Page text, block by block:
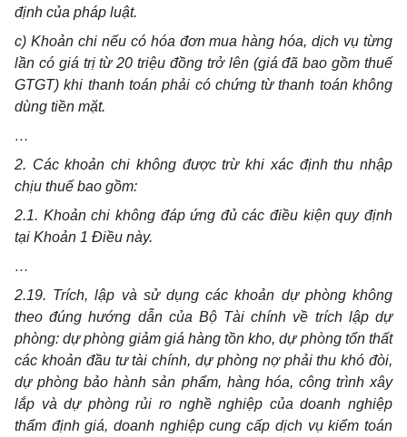
định của pháp luật.
c) Khoản chi nếu có hóa đơn mua hàng hóa, dịch vụ từng
lần có giá trị từ 20 triệu đồng trở lên (giá đã bao gồm thuế
GTGT) khi thanh toán phải có chứng từ thanh toán không
dùng tiền mặt.
…
2. Các khoản chi không được trừ khi xác định thu nhập
chịu thuế bao gồm:
2.1. Khoản chi không đáp ứng đủ các điều kiện quy định
tại Khoản 1 Điều này.
…
2.19. Trích, lập và sử dụng các khoản dự phòng không
theo đúng hướng dẫn của Bộ Tài chính về trích lập dự
phòng: dự phòng giảm giá hàng tồn kho, dự phòng tổn thất
các khoản đầu tư tài chính, dự phòng nợ phải thu khó đòi,
dự phòng bảo hành sản phẩm, hàng hóa, công trình xây
lắp và dự phòng rủi ro nghề nghiệp của doanh nghiệp
thẩm định giá, doanh nghiệp cung cấp dịch vụ kiểm toán